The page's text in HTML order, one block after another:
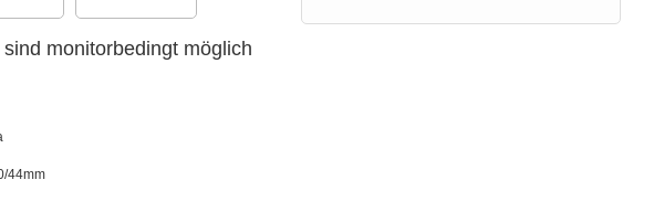
monitorbedingt möglich
44mm